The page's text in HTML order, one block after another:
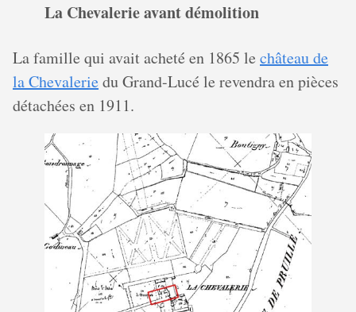
La Chevalerie avant démolition
La famille qui avait acheté en 1865 le château de
la Chevaleriedu Grand-Lucé le revendra en pièces
détachées en 1911.